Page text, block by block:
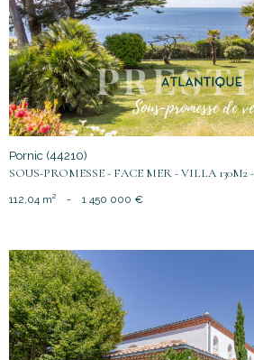
bien
Pornic (44210)
SOUS-PROMESSE - FACE MER - VILLA 130M2
112,04 m² - 1 450 000 €